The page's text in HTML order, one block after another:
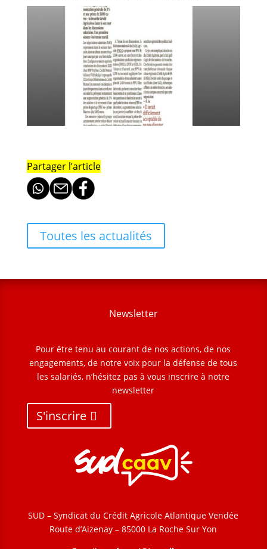
Partager l’article
Toutes les actualités
Newsletter
Pour être tenu au courant de nos actions, de nos
engagements, de notre voix pour la défense de tous
les salariés, n’hésitez pas à vous inscrire à notre
newsletter
S'inscrire
SUD – Syndicat du Crédit Agricole Atlantique Vendée
Route d’Aizenay – 85000 La Roche Sur Yon